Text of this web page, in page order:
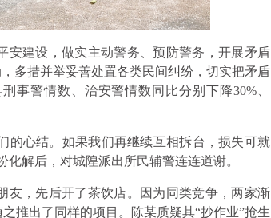
安建设，做实主动警务、预防警务，开展矛盾
多措并举妥善处置各类民间纠纷，切实把矛盾
事警情数、治安警情数同比分别下降30%、
的心结。如果我们再继续互相拆台，损失可就
解后，对城隍派出所民辅警连连道谢。
友，先后开了茶饮店。因为同类竞争，两家渐
推出了同样的项目。陈某质疑其“抄作业”抢生